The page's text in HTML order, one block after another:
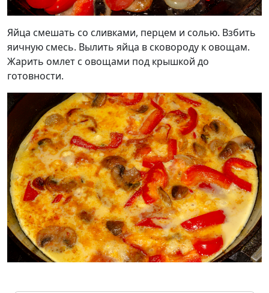
Яйца смешать со сливками, перцем и солью. Взбить
яичную смесь. Вылить яйца в сковороду к овощам.
Жарить омлет с овощами под крышкой до
готовности.